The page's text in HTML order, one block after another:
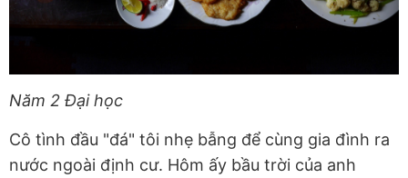
Năm 2 Đại học
Cô tình đầu "đá" tôi nhẹ bẫng để cùng gia đình ra
nước ngoài định cư. Hôm ấy bầu trời của anh